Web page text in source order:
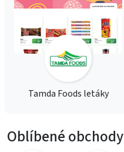
Tamda Foods letáky
Oblíbené obchody